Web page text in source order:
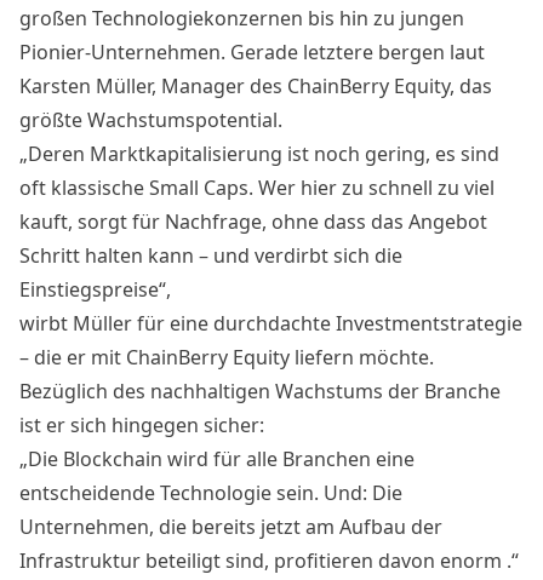
großen Technologiekonzernen bis hin zu jungen
Pionier-Unternehmen. Gerade letztere bergen laut
Karsten Müller, Manager des ChainBerry Equity, das
größte Wachstumspotential.
„Deren Marktkapitalisierung ist noch gering, es sind
oft klassische Small Caps. Wer hier zu schnell zu viel
kauft, sorgt für Nachfrage, ohne dass das Angebot
Schritt halten kann – und verdirbt sich die
Einstiegspreise“,
wirbt Müller für eine durchdachte Investmentstrategie
– die er mit ChainBerry Equity liefern möchte.
Bezüglich des nachhaltigen Wachstums der Branche
ist er sich hingegen sicher:
„Die Blockchain wird für alle Branchen eine
entscheidende Technologie sein. Und: Die
Unternehmen, die bereits jetzt am Aufbau der
Infrastruktur beteiligt sind, profitieren davon enorm .“